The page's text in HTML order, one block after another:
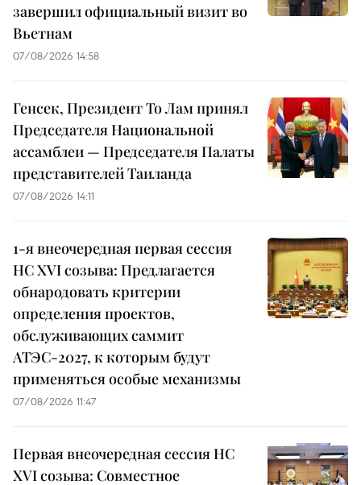
завершил официальный визит во
Вьетнам
07/08/2026 14:58
Генсек, Президент То Лам принял
Председателя Национальной
ассамблеи — Председателя Палаты
представителей Таиланда
07/08/2026 14:11
1-я внеочередная первая сессия
НС XVI созыва: Предлагается
обнародовать критерии
определения проектов,
обслуживающих саммит
АТЭС-2027, к которым будут
применяться особые механизмы
07/08/2026 11:47
Первая внеочередная сессия НС
XVI созыва: Совместное